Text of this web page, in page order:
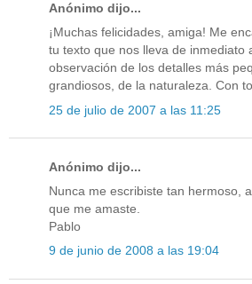
Anónimo dijo...
¡Muchas felicidades, amiga! Me
tu texto que nos lleva de inmediato
observación de los detalles más
grandiosos, de la naturaleza. Con
25 de julio de 2007 a las 11:25
Anónimo dijo...
Nunca me escribiste tan hermoso,
que me amaste.
Pablo
9 de junio de 2008 a las 19:04